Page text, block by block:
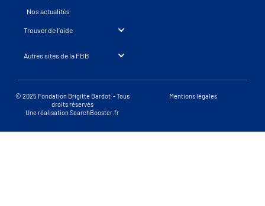
Nos actualités
Trouver de l’aide
Autres sites de la FBB
© 2025 Fondation Brigitte Bardot - Tous
droits réservés
Une réalisation SearchBooster.fr
Mentions légales